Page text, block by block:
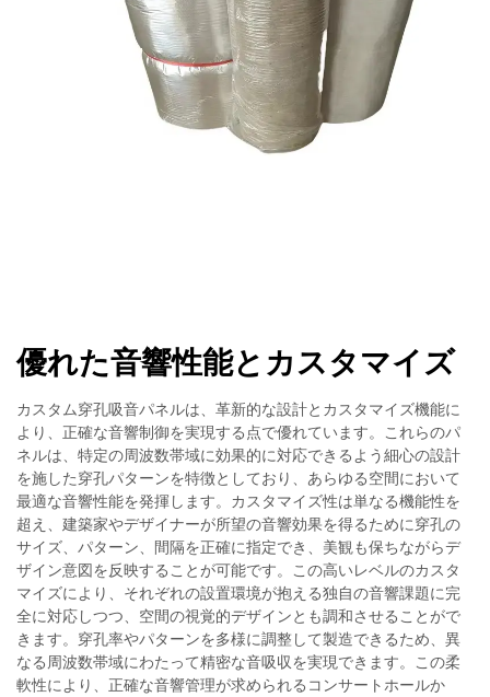
優れた音響性能とカスタマイズ
カスタム穿孔吸音パネルは、革新的な設計とカスタマイズ機能に
より、正確な音響制御を実現する点で優れています。これらのパ
ネルは、特定の周波数帯域に効果的に対応できるよう細心の設計
を施した穿孔パターンを特徴としており、あらゆる空間において
最適な音響性能を発揮します。カスタマイズ性は単なる機能性を
超え、建築家やデザイナーが所望の音響効果を得るために穿孔の
サイズ、パターン、間隔を正確に指定でき、美観も保ちながらデ
ザイン意図を反映することが可能です。この高いレベルのカスタ
マイズにより、それぞれの設置環境が抱える独自の音響課題に完
全に対応しつつ、空間の視覚的デザインとも調和させることがで
きます。穿孔率やパターンを多様に調整して製造できるため、異
なる周波数帯域にわたって精密な音吸収を実現できます。この柔
軟性により、正確な音響管理が求められるコンサートホールか